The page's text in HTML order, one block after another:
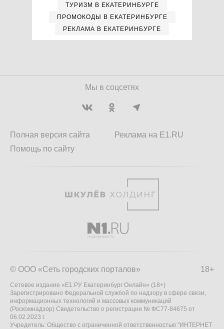
ТУРИЗМ В ЕКАТЕРИНБУРГЕ
ПРОМОКОДЫ В ЕКАТЕРИНБУРГЕ
РЕКЛАМА В ЕКАТЕРИНБУРГЕ
Мы в соцсетях
Полная версия сайта
Помощь по сайту
Реклама на E1.RU
18+
© ООО «Сеть городских порталов»
Сетевое издание «Е1.РУ Екатеринбург Онлайн» (18+)
Зарегистрировано Федеральной службой по надзору в сфере связи,
информационных технологий и массовых коммуникаций
(Роскомнадзор) Свидетельство о регистрации № ФС77-84675 от
06.02.2023 г.
Учредитель: Общество с ограниченной ответственностью "ИНТЕРНЕТ